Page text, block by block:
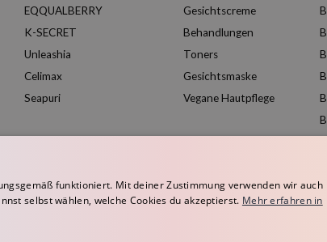
EQQUALBERRY
K-SECRET
Unleashia
Celimax
Seapuri
Gesichtscreme
Behandlungen
Toners
Gesichtsmaske
Vegane Hautpflege
funktioniert. Mit deiner Zustimmung verwenden wir auch
selbst wählen, welche Cookies du akzeptierst. Mehr erfahren in